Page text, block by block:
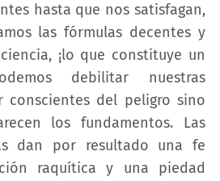
hasta que nos satisfagan,
las fórmulas decentes y
¡lo que constituye un
debilitar nuestras
conscientes del peligro sino
los fundamentos. Las
dan por resultado una fe
raquítica y una piedad